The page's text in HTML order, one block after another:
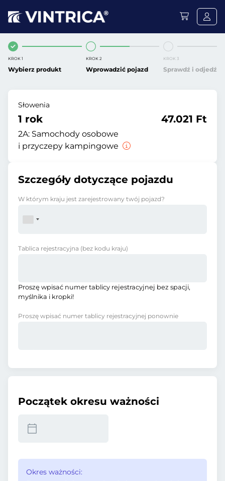
KROK 1
Wybierz produkt
KROK 2
Wprowadzić pojazd
KROK 3
Sprawdź i odjedź
Słowenia
1 rok
2A: Samochody osobowe
i przyczepy kampingowe
47.021 Ft
Szczegóły dotyczące pojazdu
W którym kraju jest zarejestrowany twój pojazd?
Tablica rejestracyjna (bez kodu kraju)
Proszę wpisać numer tablicy rejestracyjnej bez spacji,
myślnika i kropki!
Proszę wpisać numer tablicy rejestracyjnej ponownie
Początek okresu ważności
Okres ważności: